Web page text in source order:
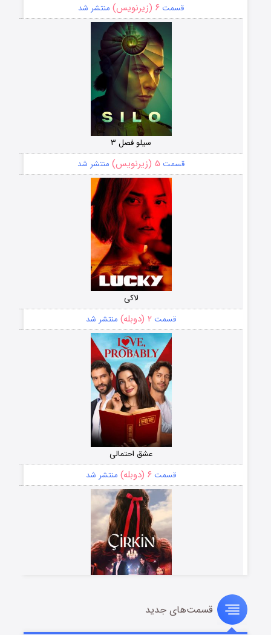
قسمت ۶ (زیرنویس) منتشر شد
سیلو فصل ۳
قسمت ۵ (زیرنویس) منتشر شد
لاکی
قسمت ۲ (دوبله) منتشر شد
عشق احتمالی
قسمت ۶ (دوبله) منتشر شد
سریال زشت
قسمت۵ (زیرنویس) منتشر شد
قسمت‌های جدید